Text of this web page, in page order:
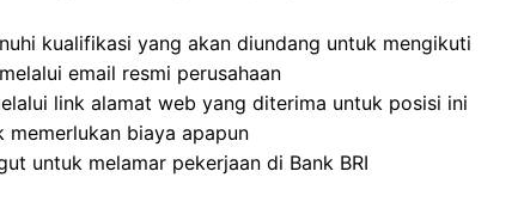
kualifikasi yang akan diundang untuk mengikuti
email resmi perusahaan
link alamat web yang diterima untuk posisi ini
memerlukan biaya apapun
untuk melamar pekerjaan di Bank BRI